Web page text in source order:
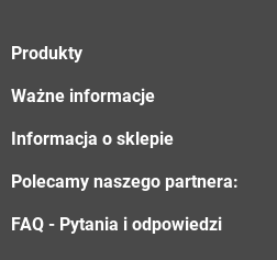
Produkty
Ważne informacje
Informacja o sklepie
Polecamy naszego partnera:
FAQ - Pytania i odpowiedzi